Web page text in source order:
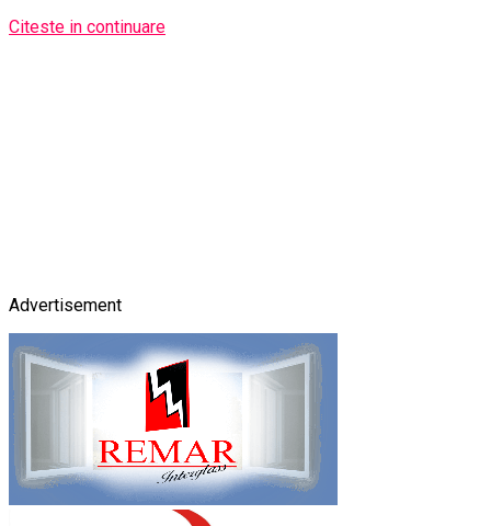
Citeste in continuare
Advertisement